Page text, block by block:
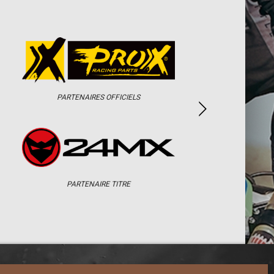
PARTENAIRES OFFICIELS
PARTENAIRE TITRE